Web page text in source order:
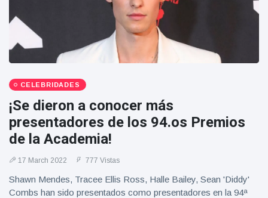
CELEBRIDADES
¡Se dieron a conocer más
presentadores de los 94.os Premios
de la Academia!
17 March 2022 777 Vistas
Shawn Mendes, Tracee Ellis Ross, Halle Bailey, Sean 'Diddy'
Combs han sido presentados como presentadores en la 94ª